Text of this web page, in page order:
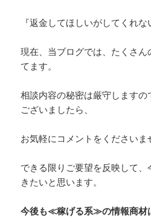
『返金してほしいがしてくれな
現在、当ブログでは、たくさ
てます。
相談内容の秘密は厳守します
ございましたら、
お気軽にコメントをくださいま
できる限りご要望を反映して
きたいと思います。
今後も≪稼げる系≫の情報商材